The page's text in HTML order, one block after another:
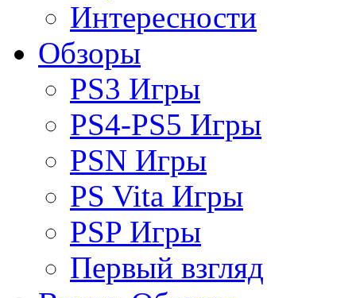
Интересности
Обзоры
PS3 Игры
PS4-PS5 Игры
PSN Игры
PS Vita Игры
PSP Игры
Первый взгляд